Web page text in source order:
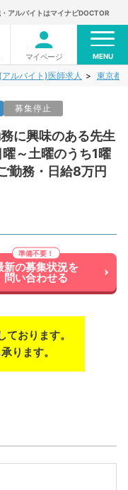
アルバイトはマイナビDOCTOR
マイページ MENU
ルバイト)医師求人 東京都
募集停止
に興味のある先生
～土曜のうち1曜
勤務・日給8万円
新の募集状況を
問い合わせる
おります。
ります。